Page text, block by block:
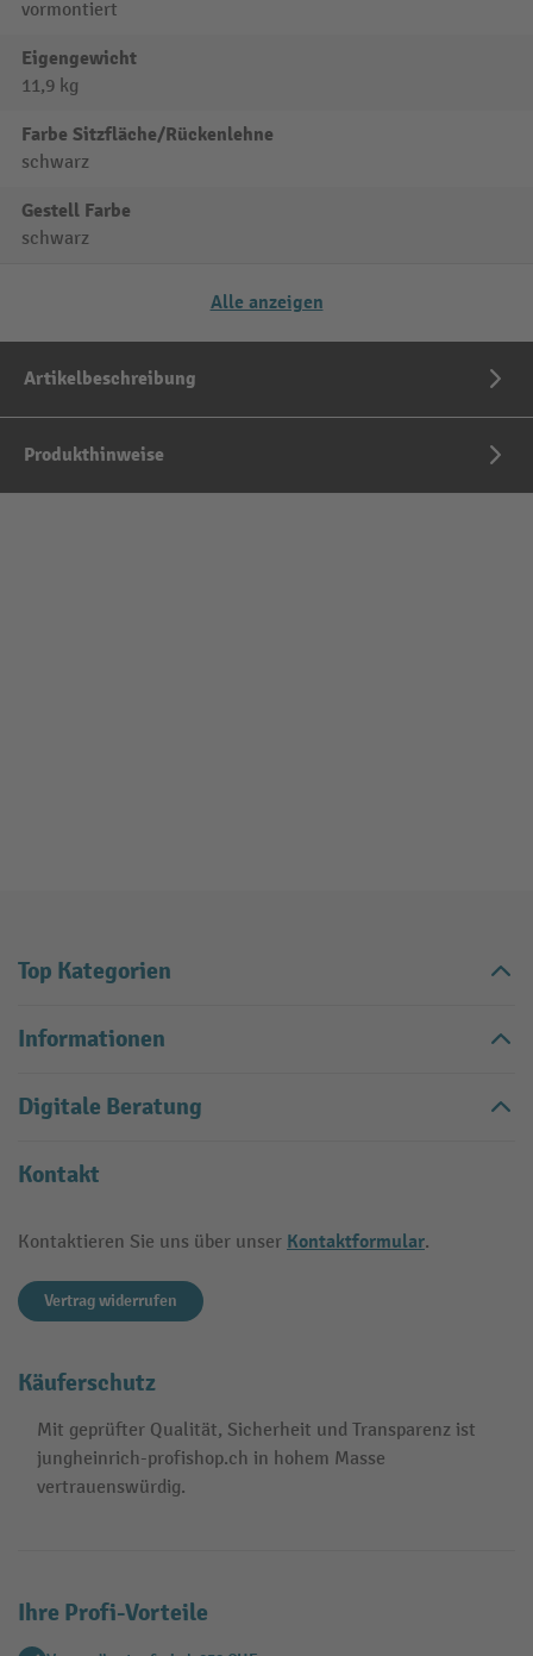
vormontiert
Eigengewicht
11,9 kg
Farbe Sitzfläche/Rückenlehne
schwarz
Gestell Farbe
schwarz
Alle anzeigen
Artikelbeschreibung
Produkthinweise
Top Kategorien
Informationen
Digitale Beratung
Kontakt
Kontaktieren Sie uns über unser Kontaktformular.
Vertrag widerrufen
Käuferschutz
Mit geprüfter Qualität, Sicherheit und Transparenz ist
jungheinrich-profishop.ch in hohem Masse
vertrauenswürdig.
Ihre Profi-Vorteile